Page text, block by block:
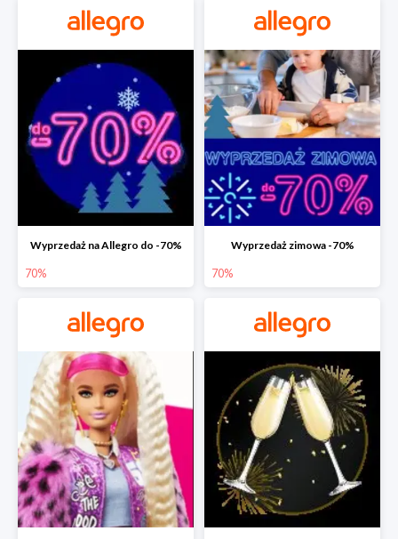
Wyprzedaż na Allegro do -70%
70%
Wyprzedaż zimowa -70%
70%